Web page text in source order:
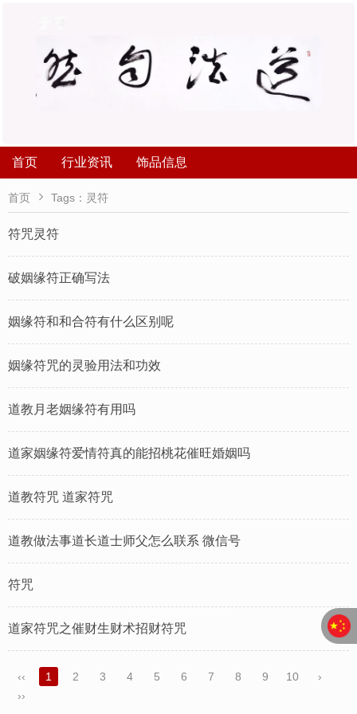
首页 行业资讯 饰品信息
首页  Tags：灵符
符咒灵符
破姻缘符正确写法
姻缘符和和合符有什么区别呢
姻缘符咒的灵验用法和功效
道教月老姻缘符有用吗
道家姻缘符爱情符真的能招桃花催旺婚姻吗
道教符咒 道家符咒
道教做法事道长道士师父怎么联系 微信号
符咒
道家符咒之催财生财术招财符咒
‹‹ 1 2 3 4 5 6 7 8 9 10
›
››